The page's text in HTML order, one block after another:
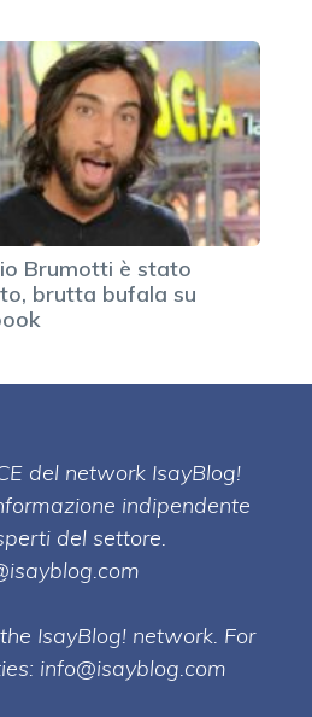
Brumotti è stato
brutta bufala su
del network IsayBlog!
indipendente
del settore.
IsayBlog! network. For
info@isayblog.com